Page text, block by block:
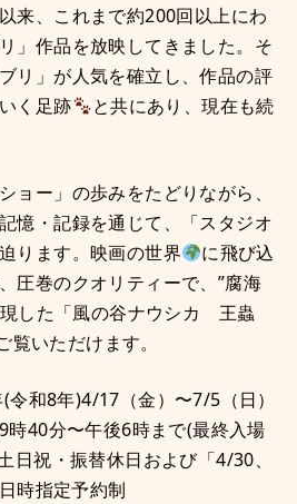
来、これまで約200回以上にわ
」作品を放映してきました。そ
リ」が人気を確立し、作品の評
く足跡
と共にあり、現在も続
ョー」の歩みをたどりながら、
憶・記録を通じて、「スタジオ
ります。映画の世界
に飛び込
圧巻のクオリティーで、”腐海
した「風の谷ナウシカ 王蟲
覧いただけます。
和8年)4/17（金）〜7/5（日）
時40分〜午後6時まで(最終入場
日祝・振替休日および「4/30、
時指定予約制